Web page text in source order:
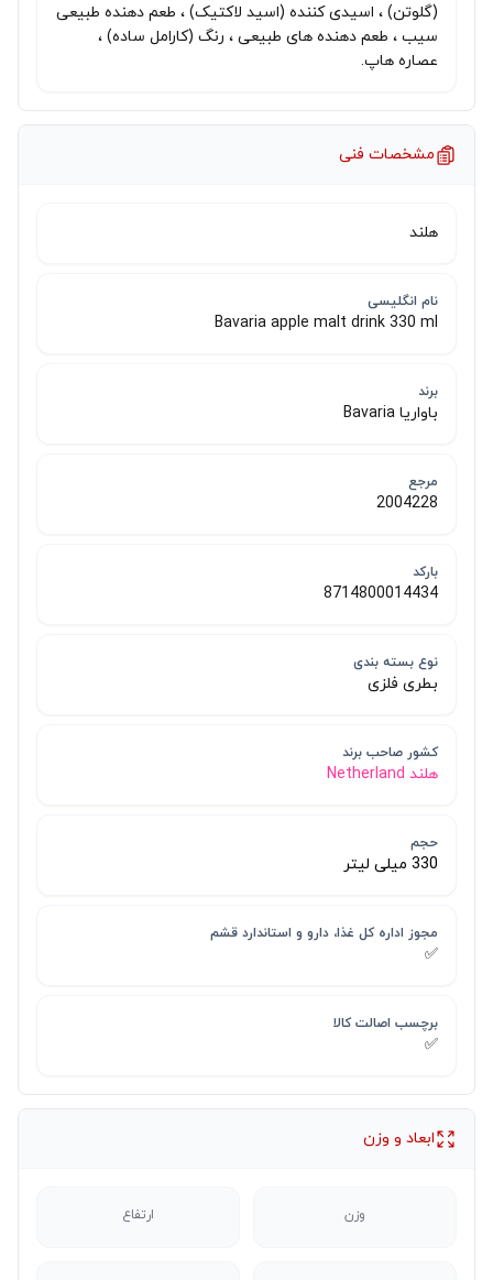
(گلوتن) ، اسیدی کننده (اسید لاکتیک) ، طعم دهنده طبیعی
سیب ، طعم دهنده های طبیعی ، رنگ (کارامل ساده) ،
عصاره هاپ.
مشخصات فنی
هلند
نام انگلیسی
Bavaria apple malt drink 330 ml
برند
باواریا Bavaria
مرجع
2004228
بارکد
8714800014434
نوع بسته بندی
بطری فلزی
کشور صاحب برند
هلند Netherland
حجم
330 میلی لیتر
مجوز اداره کل غذا، دارو و استاندارد قشم
✅
برچسب اصالت کالا
✅
ابعاد و وزن
وزن ارتفاع